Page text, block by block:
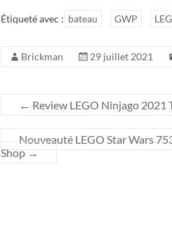
Étiqueté avec : bateau GWP
Brickman 29 juillet 2021
← Review LEGO Ninjago 2021
Nouveauté LEGO Star Wars
Shop →